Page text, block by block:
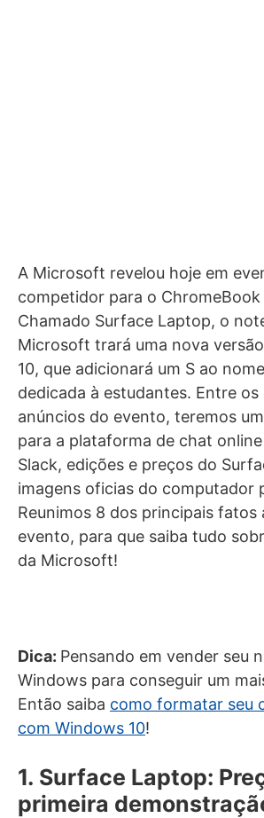
A Microsoft revelou hoje em
competidor para o ChromeBook
Chamado Surface Laptop, o
Microsoft trará uma nova
10, que adicionará um S ao
dedicada à estudantes. Entre os
anúncios do evento, teremos
para a plataforma de chat
Slack, edições e preços do
imagens oficias do computador
Reunimos 8 dos principais fatos
evento, para que saiba tudo
da Microsoft!
Dica: Pensando em vender seu
Windows para conseguir um
Então saiba como formatar seu
com Windows 10!
1. Surface Laptop:
primeira